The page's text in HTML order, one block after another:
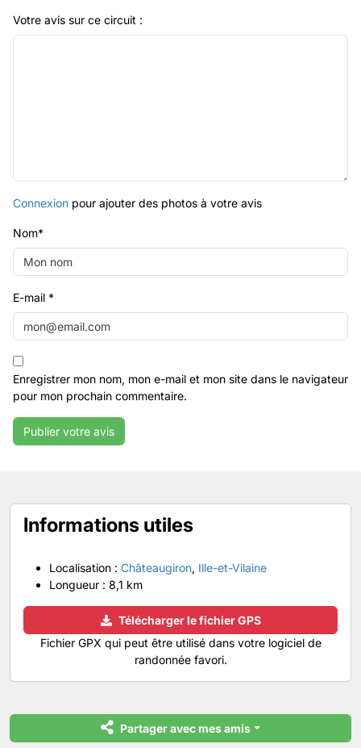
Votre avis sur ce circuit :
Connexion pour ajouter des photos à votre avis
Nom*
E-mail *
Enregistrer mon nom, mon e-mail et mon site dans le navigateur
pour mon prochain commentaire.
Informations utiles
Localisation : Châteaugiron, Ille-et-Vilaine
Longueur : 8,1 km
Télécharger le fichier GPS
Fichier GPX qui peut être utilisé dans votre logiciel de
randonnée favori.
Partager avec mes amis